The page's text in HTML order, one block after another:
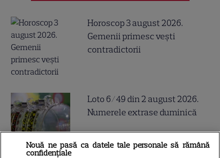
Horoscop 3 august 2026.
Gemenii primesc vești
contradictorii
Loto 6/49 din 2 august 2026.
Numerele extrase duminică
Nouă ne pasă ca datele tale personale să rămână
confidențiale